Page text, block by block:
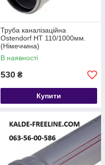
Труба каналізаційна
Ostendorf HT 110/1000мм.
(Німеччина)
В наявності
530 ₴
Купити